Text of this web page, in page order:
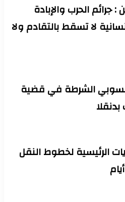
: جرائم الحرب والإبادة
لا تسقط بالتقادم ولا
لـ6 من منسوبي الشرطة في قضية
الرئيسية لخطوط النقل